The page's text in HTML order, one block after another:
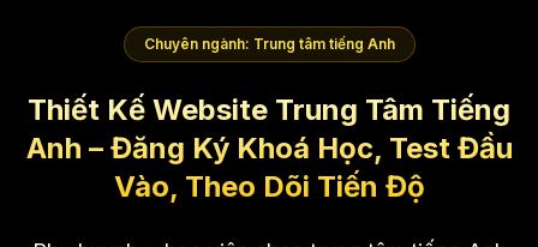
Chuyên ngành: Trung tâm tiếng Anh
Thiết Kế Website Trung Tâm Tiếng
Anh – Đăng Ký Khoá Học, Test Đầu
Vào, Theo Dõi Tiến Độ